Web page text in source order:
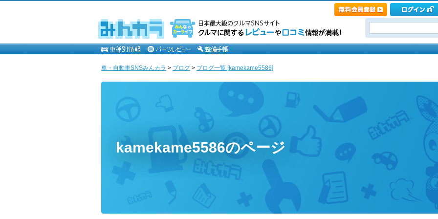
車・自動車SNSみんカラ > ブログ > ブログ一覧 [kamekame5586]
kamekame5586のページ